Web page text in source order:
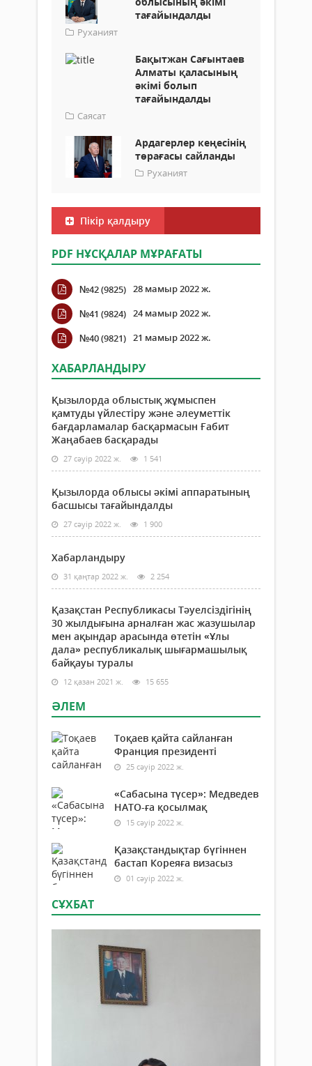
тағайындалды
Руханият
Бақытжан Сағынтаев
Алматы қаласының
әкімі болып
тағайындалды
Саясат
Ардагерлер кеңесінің
төрағасы сайланды
Руханият
Пікір қалдыру
PDF НҰСҚАЛАР МҰРАҒАТЫ
№42 (9825) 28 мамыр 2022 ж.
№41 (9824) 24 мамыр 2022 ж.
№40 (9821) 21 мамыр 2022 ж.
ХАБАРЛАНДЫРУ
Қызылорда облыстық жұмыспен
қамтуды үйлестіру және әлеуметтік
бағдарламалар басқармасын Ғабит
Жаңабаев басқарады
27 сәуір 2022 ж. 1 541
Қызылорда облысы әкімі аппаратының
басшысы тағайындалды
27 сәуір 2022 ж. 1 900
Хабарландыру
31 қаңтар 2022 ж. 2 254
Қазақстан Республикасы Тәуелсіздігінің
30 жылдығына арналған жас жазушылар
мен ақындар арасында өтетін «Ұлы
дала» республикалық шығармашылық
байқауы туралы
12 қазан 2021 ж. 15 655
ӘЛЕМ
Тоқаев қайта сайланған
Франция президенті
25 сәуір 2022 ж.
«Сабасына түсер»: Медведев
НАТО-ға қосылмақ
15 сәуір 2022 ж.
Қазақстандықтар бүгіннен
бастап Кореяға визасыз
01 сәуір 2022 ж.
СҰХБАТ